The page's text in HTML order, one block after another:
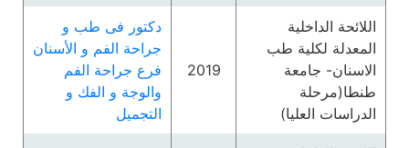
اللائحة الداخلية
المعدلة لكلية طب
الاسنان- جامعة
طنطا(مرحلة
الدراسات العليا)
2019
دكتور فى طب و
جراحة الفم و الأسنان
فرع جراحة الفم
والوجة و الفك و
التجميل